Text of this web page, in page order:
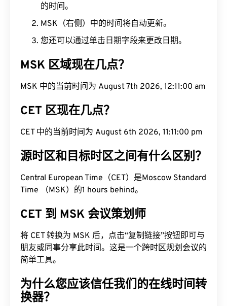
的时间。
MSK（右侧）中的时间将自动更新。
您还可以通过单击日期字段来更改日期。
MSK 区域现在几点？
MSK 中的当前时间为 August 7th 2026, 12:11:01 am
CET 区现在几点？
CET 中的当前时间为 August 6th 2026, 11:11:01 pm
源时区和目标时区之间有什么区别？
Central European Time（CET）是Moscow Standard
Time （MSK）的1 hours behind。
CET 到 MSK 会议策划师
将 CET 转换为 MSK 后，点击“复制链接”按钮即可与
朋友或同事分享此时间。这是一个跨时区规划会议的
简单工具。
为什么您应该信任我们的在线时间转
换器？